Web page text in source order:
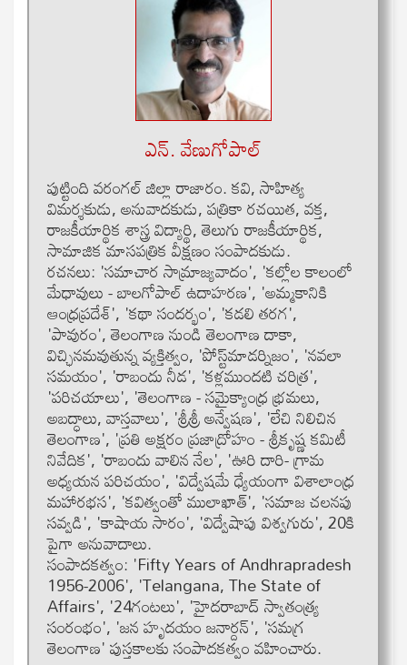
ఎన్. వేణుగోపాల్
పుట్టింది వరంగల్ జిల్లా రాజారం. కవి, సాహిత్య
విమర్శకుడు, అనువాదకుడు, పత్రికా రచయిత, వక్త,
రాజకీయార్థిక శాస్త్ర విద్యార్థి, తెలుగు రాజకీయార్థిక,
సామాజిక మాసపత్రిక వీక్షణం సంపాదకుడు.
ర‌చ‌న‌లు: 'స‌మాచార సామ్రాజ్య‌వాదం', 'క‌ల్లోల కాలంలో
మేధావులు - బాల‌గోపాల్ ఉదాహ‌ర‌ణ‌', 'అమ్మ‌కానికి
ఆంధ్ర‌ప్ర‌దేశ్‌', 'క‌థా సంద‌ర్భం', 'క‌డ‌లి త‌ర‌గ‌',
'పావురం', తెలంగాణ నుండి తెలంగాణ దాకా,
విచ్ఛిన‌మ‌వుతున్న వ్య‌క్తిత్వం, 'పోస్ట్‌మాడ‌ర్నిజం', 'న‌వ‌లా
స‌మ‌యం', 'రాబందు నీడ‌', 'క‌ళ్ల‌ముంద‌టి చ‌రిత్ర‌',
'ప‌రిచ‌యాలు', 'తెలంగాణ‌ - స‌మైక్యాంధ్ర భ్ర‌మ‌లు,
అబ‌ద్ధాలు, వాస్త‌వాలు', 'శ్రీశ్రీ అన్వేష‌ణ‌', 'లేచి నిలిచిన
తెలంగాణ‌', 'ప్ర‌తి అక్ష‌రం ప్ర‌జాద్రోహం - శ్రీకృష్ణ క‌మిటీ
నివేదిక‌', 'రాబందు వాలిన నేల‌', 'ఊరి దారి- గ్రామ
అధ్య‌య‌న ప‌రిచ‌యం', 'విద్వేష‌మే ధ్యేయంగా విశాలాంధ్ర
మ‌హార‌భ‌స‌', 'క‌విత్వంతో ములాఖాత్‌', 'సమాజ చలనపు
సవ్వడి', 'కాషాయ సారం', 'విద్వేషాపు విశ్వగురు', 20కి
పైగా అనువాదాలు.
సంపాద‌క‌త్వం: 'Fifty Years of Andhrapradesh
1956-2006', 'Telangana, The State of
Affairs', '24గంట‌లు', 'హైద‌రాబాద్ స్వాతంత్య్ర
సంరంభం', 'జ‌న హృద‌యం జ‌నార్ద‌న్‌', 'స‌మ‌గ్ర
తెలంగాణ' పుస్త‌కాల‌కు సంపాద‌క‌త్వం వ‌హించారు.